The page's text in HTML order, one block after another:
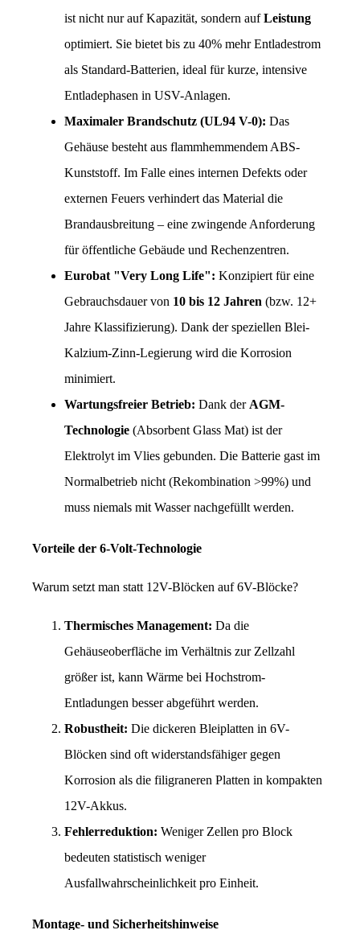
ist nicht nur auf Kapazität, sondern auf Leistung
optimiert. Sie bietet bis zu 40% mehr Entladestrom
als Standard-Batterien, ideal für kurze, intensive
Entladephasen in USV-Anlagen.
Maximaler Brandschutz (UL94 V-0): Das
Gehäuse besteht aus flammhemmendem ABS-
Kunststoff. Im Falle eines internen Defekts oder
externen Feuers verhindert das Material die
Brandausbreitung – eine zwingende Anforderung
für öffentliche Gebäude und Rechenzentren.
Eurobat "Very Long Life": Konzipiert für eine
Gebrauchsdauer von 10 bis 12 Jahren (bzw. 12+
Jahre Klassifizierung). Dank der speziellen Blei-
Kalzium-Zinn-Legierung wird die Korrosion
minimiert.
Wartungsfreier Betrieb: Dank der AGM-
Technologie (Absorbent Glass Mat) ist der
Elektrolyt im Vlies gebunden. Die Batterie gast im
Normalbetrieb nicht (Rekombination >99%) und
muss niemals mit Wasser nachgefüllt werden.
Vorteile der 6-Volt-Technologie
Warum setzt man statt 12V-Blöcken auf 6V-Blöcke?
Thermisches Management: Da die
Gehäuseoberfläche im Verhältnis zur Zellzahl
größer ist, kann Wärme bei Hochstrom-
Entladungen besser abgeführt werden.
Robustheit: Die dickeren Bleiplatten in 6V-
Blöcken sind oft widerstandsfähiger gegen
Korrosion als die filigraneren Platten in kompakten
12V-Akkus.
Fehlerreduktion: Weniger Zellen pro Block
bedeuten statistisch weniger
Ausfallwahrscheinlichkeit pro Einheit.
Montage- und Sicherheitshinweise